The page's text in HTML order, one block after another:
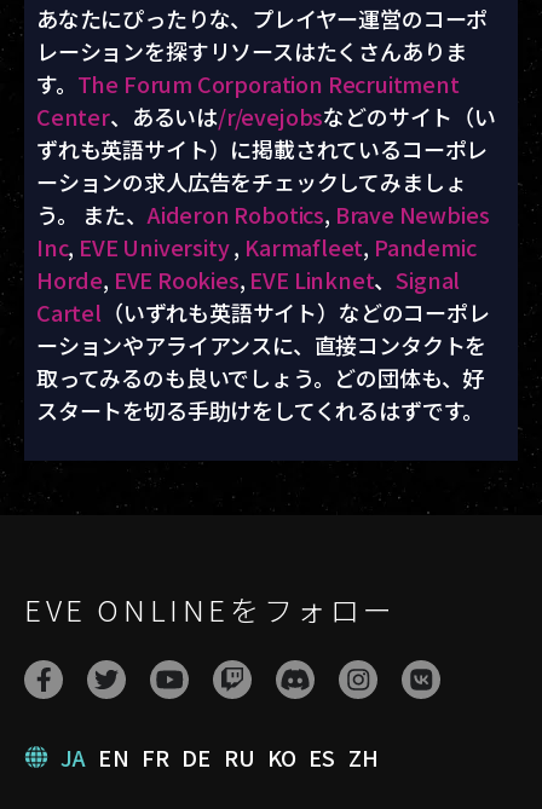
あなたにぴったりな、プレイヤー運営のコーポ
レーションを探すリソースはたくさんありま
す。 The Forum Corporation Recruitment
Center、あるいは/r/evejobsなどのサイト（い
ずれも英語サイト）に掲載されているコーポレ
ーションの求人広告をチェックしてみましょ
う。 また、 Aideron Robotics, Brave Newbies
Inc, EVE University, Karmafleet, Pandemic
Horde, EVE Rookies, EVE Linknet、Signal
Cartel （いずれも英語サイト）などのコーポレ
ーションやアライアンスに、直接コンタクトを
取ってみるのも良いでしょう。どの団体も、好
スタートを切る手助けをしてくれるはずです。
EVE ONLINEをフォロー
JA EN FR DE RU KO ES ZH